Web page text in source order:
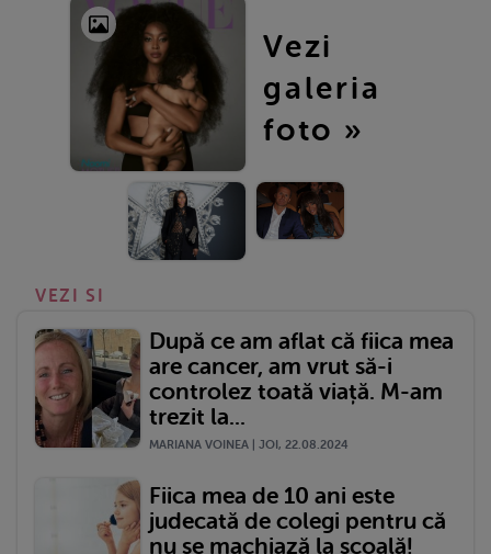
Vezi
galeria
foto »
VEZI SI
După ce am aflat că fiica mea
are cancer, am vrut să-i
controlez toată viață. M-am
trezit la...
MARIANA VOINEA | JOI, 22.08.2024
Fiica mea de 10 ani este
judecată de colegi pentru că
nu se machiază la școală!